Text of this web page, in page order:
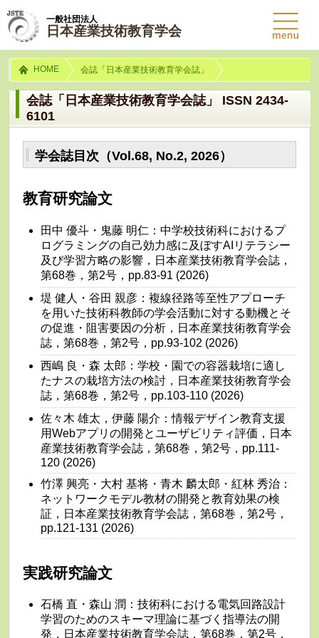
一般社団法人
日本産業技術教育学会
HOME 会誌「日本産業技術教育学会誌」
会誌「日本産業技術教育学会誌」 ISSN 2434-
6101
学会誌目次（Vol.68, No.2, 2026）
教育研究論文
田中 優斗・鬼藤 明仁：中学校技術科におけるプ
ログラミングの自己効力感に及ぼすAIリテラシー
及び学習方略の影響，日本産業技術教育学会誌，
第68巻，第2号，pp.83-91 (2026)
堤 健人・谷田 親彦：複線径路等至性アプローチ
を用いた技術科教師の学会活動に対する動機とそ
の促進・阻害要因の分析，日本産業技術教育学会
誌，第68巻，第2号，pp.93-102 (2026)
西嶋 良・森 太郎：学校・園での容器栽培に適し
たナスの栽培方法の検討，日本産業技術教育学会
誌，第68巻，第2号，pp.103-110 (2026)
佐々木 雄太，伊藤 陽介：情報デザイン教育支援
用Webアプリの開発とユーザビリティ評価，日本
産業技術教育学会誌，第68巻，第2号，pp.111-
120 (2026)
竹澤 興亮・大村 基将・青木 麟太郎・紅林 秀治：
ネットワークモデル教材の開発と教育効果の検
証，日本産業技術教育学会誌，第68巻，第2号，
pp.121-131 (2026)
実践研究論文
石橋 直・森山 潤：技術科における電気回路設計
学習のためのスキーマ理論に基づく指導法の開
発，日本産業技術教育学会誌，第68巻，第2号，